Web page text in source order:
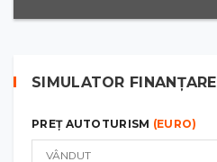
SIMULATOR FINANȚARE
PREȚ AUTOTURISM (EURO)